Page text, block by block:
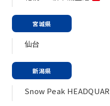
宮城県
仙台
新潟県
Snow Peak